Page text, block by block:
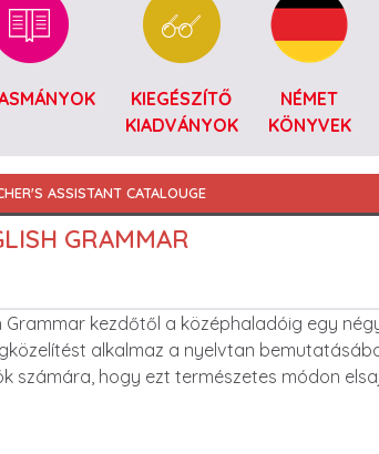
KIEGÉSZÍTŐ
KIADVÁNYOK
NÉMET
KÖNYVEK
ASSISTANT CATALOUGE
GRAMMAR
Grammar kezdőtől a középhaladóig egy
alkalmaz a nyelvtan
számára, hogy ezt természetes módon